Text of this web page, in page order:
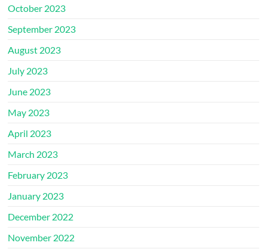
October 2023
September 2023
August 2023
July 2023
June 2023
May 2023
April 2023
March 2023
February 2023
January 2023
December 2022
November 2022